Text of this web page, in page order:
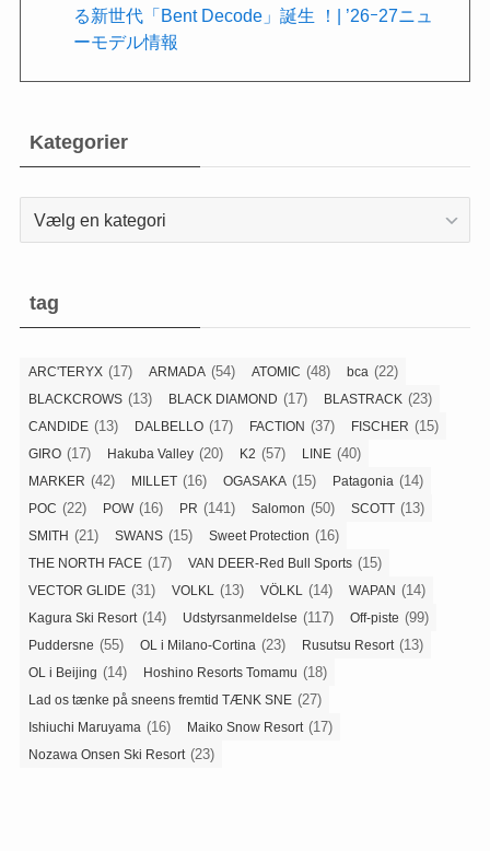
る新世代「Bent Decode」誕生 ！| ’26ｰ27ニュ
ーモデル情報
Kategorier
Kategorier
tag
ARC'TERYX (17) ARMADA (54) ATOMIC (48) bca (22)
BLACKCROWS (13) BLACK DIAMOND (17) BLASTRACK (23)
CANDIDE (13) DALBELLO (17) FACTION (37) FISCHER (15)
GIRO (17) Hakuba Valley (20) K2 (57) LINE (40)
MARKER (42) MILLET (16) OGASAKA (15) Patagonia (14)
POC (22) POW(16) PR (141) Salomon (50) SCOTT (13)
SMITH (21) SWANS (15) Sweet Protection (16)
THE NORTH FACE (17) VAN DEER-Red Bull Sports (15)
VECTOR GLIDE (31) VOLKL (13) VÖLKL (14) WAPAN (14)
Kagura Ski Resort (14) Udstyrsanmeldelse (117) Off-piste (99)
Puddersne (55) OL i Milano-Cortina (23) Rusutsu Resort (13)
OL i Beijing (14) Hoshino Resorts Tomamu (18)
Lad os tænke på sneens fremtid TÆNK SNE (27)
Ishiuchi Maruyama (16) Maiko Snow Resort (17)
Nozawa Onsen Ski Resort (23)